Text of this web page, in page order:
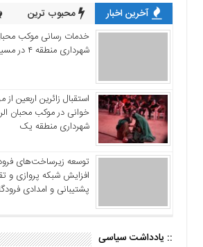
آخرین اخبار محبوب ترین
خدمات رسانی موکب
شهرداری منطقه ۴ در مسیر مشایه
استقبال زائرین اربعین از
خوانی در موکب محبان
شهرداری منطقه یک
توسعه زیرساخت‌های
افزایش شبکه پروازی و
پشتیبانی و امدادی
:: یادداشت سیاسی